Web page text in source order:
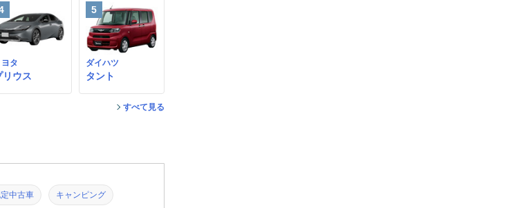
ヨタ
リウス
5
ダイハツ
タント
すべて見る
中古車 キャンピング